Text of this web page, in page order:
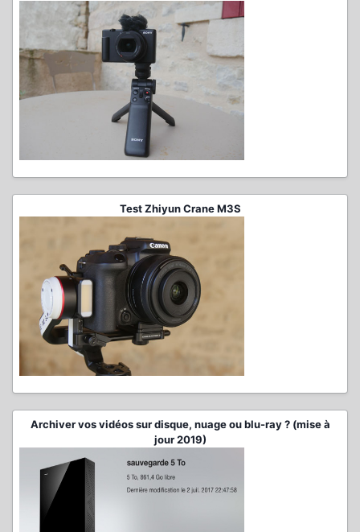
Test Zhiyun Crane M3S
Archiver vos vidéos sur disque, nuage ou blu-ray ? (mise à
jour 2019)